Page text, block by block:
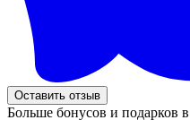
Оставить отзыв
Больше бонусов и подарков